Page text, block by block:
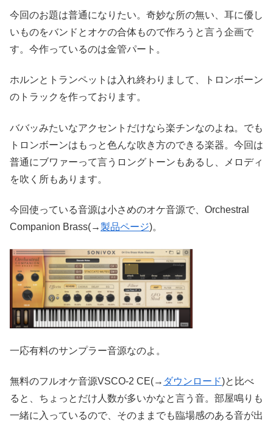
今回のお題は普通になりたい。奇妙な所の無い、耳に優し
いものをバンドとオケの合体もので作ろうと言う企画で
す。今作っているのは金管パート。
ホルンとトランペットは入れ終わりまして、トロンボーン
のトラックを作っております。
ババッみたいなアクセントだけなら楽チンなのよね。でも
トロンボーンはもっと色んな吹き方のできる楽器。今回は
普通にブワァーって言うロングトーンもあるし、メロディ
を吹く所もあります。
今回使っている音源は小さめのオケ音源で、Orchestral
Companion Brass(→製品ページ)。
一応有料のサンプラー音源なのよ。
無料のフルオケ音源VSCO-2 CE(→ ダウンロード)と比べ
ると、ちょっとだけ人数が多いかなと言う音。部屋鳴りも
一緒に入っているので、そのままでも臨場感のある音が出